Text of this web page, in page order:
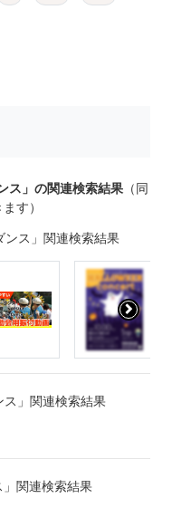
ス」の関連検索結果 （同
す）
ンス」関連検索結果
ス」関連検索結果
関連検索結果